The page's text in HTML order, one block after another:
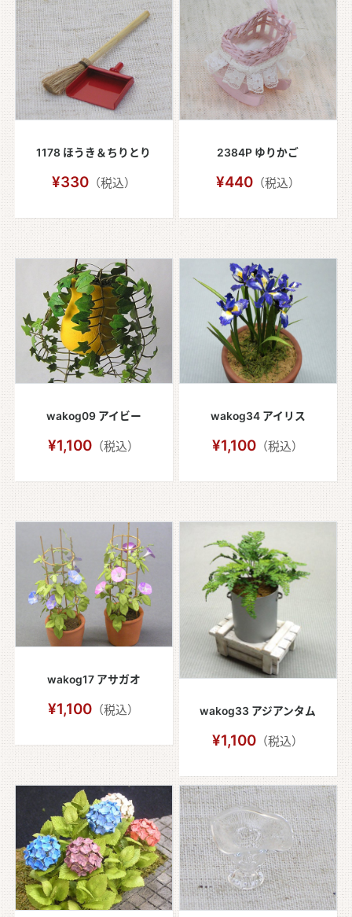
1178 ほうき＆ちりとり
¥330（税込）
2384P ゆりかご
¥440（税込）
wakog09 アイビー
¥1,100 （税込）
wakog34 アイリス
¥1,100 （税込）
wakog17 アサガオ
¥1,100 （税込） wakog33 アジアンタム
¥1,100 （税込）